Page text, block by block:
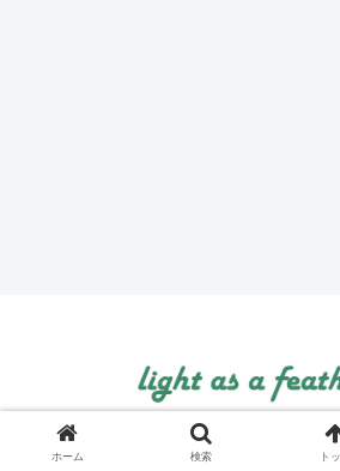
© 1999 light as a
ホーム 検索 ト